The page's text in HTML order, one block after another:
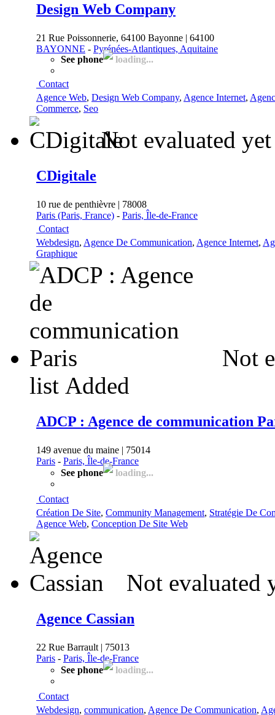
Design Web Company
21 Rue Poissonnerie, 64100 Bayonne | 64100
BAYONNE - Pyrénées-Atlantiques, Aquitaine
See phone
loading...
Contact
Agence Web, Design Web Company, Agence Internet,
Commerce, Seo
Not evaluated yet
CDigitale
10 rue de penthièvre | 78008
Paris (Paris, France) - Paris, Île-de-France
Contact
Webdesign, Agence De Communication, Agence Internet,
Graphique
Not
list Added
ADCP : Agence de communication
149 avenue du maine | 75014
Paris - Paris, Île-de-France
See phone
loading...
Contact
Création De Site, Community Management, Stratégie De
Agence Web, Conception De Site Web
Not evaluated
Agence Cassian
22 Rue Barrault | 75013
Paris - Paris, Île-de-France
See phone
loading...
Contact
Webdesign, communication, Agence De Communication,